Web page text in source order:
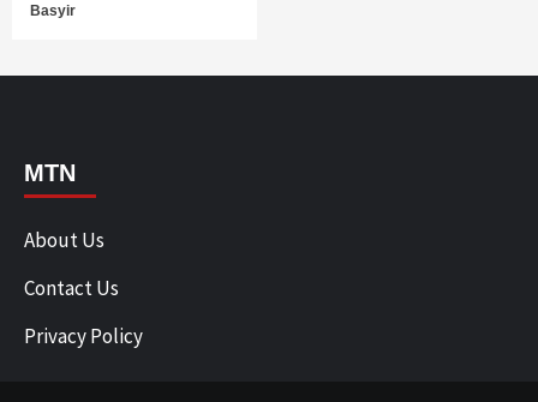
Basyir
MTN
About Us
Contact Us
Privacy Policy